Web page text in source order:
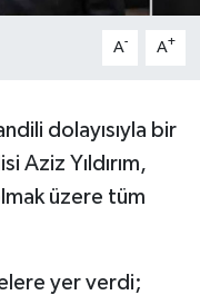
A- A+
dolayısıyla bir
Aziz Yıldırım,
üzere tüm
yer verdi;